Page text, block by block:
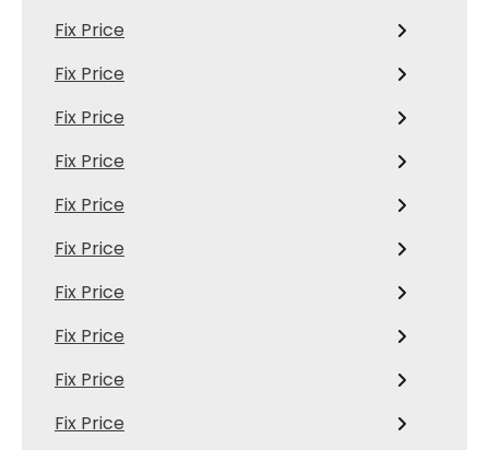
Fix Price
Fix Price
Fix Price
Fix Price
Fix Price
Fix Price
Fix Price
Fix Price
Fix Price
Fix Price